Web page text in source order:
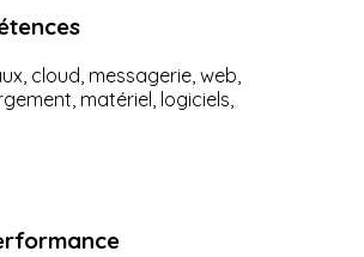
cloud, messagerie, web,
matériel, logiciels,